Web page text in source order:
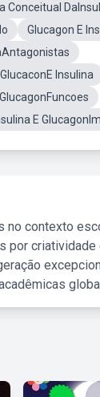
Conceitual
Glucagon E
Insulina
E
no contexto
por criatividade